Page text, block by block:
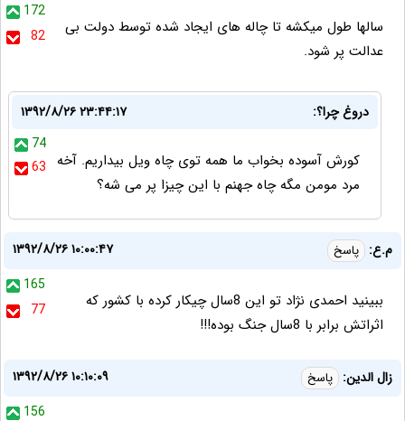
172
82
سالها طول ميکشه تا چاله هاى ايجاد شده توسط دولت بى
عدالت پر شود.
دروغ چرا؟:
۱۳۹۲/۸/۲۶ ۲۳:۴۴:۱۷
74
63 کورش آسوده بخواب ما همه توی چاه ویل بیداریم. آخه
مرد مومن مگه چاه جهنم با این چیزا پر می شه؟
م.ع: پاسخ
۱۳۹۲/۸/۲۶ ۱۰:۰۰:۴۷
165
77
ببینید احمدی نژاد تو این 8سال چیکار کرده با کشور که
اثراتش برابر با 8سال جنگ بوده!!!
زال الدین: پاسخ
۱۳۹۲/۸/۲۶ ۱۰:۱۰:۰۹
156